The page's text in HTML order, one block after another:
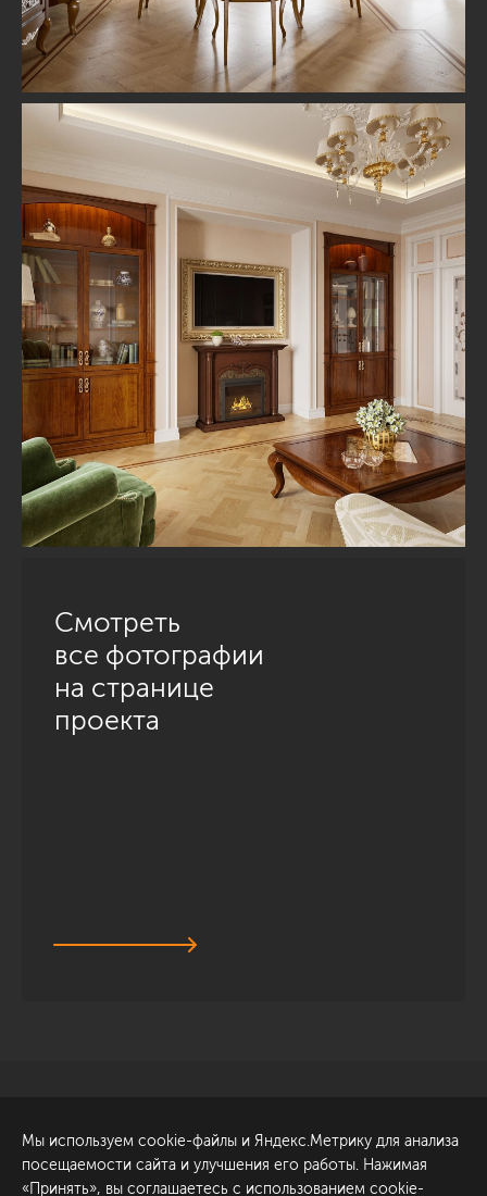
Смотреть
все фотографии
на странице
проекта
Обсудить проект
ул. Академика Павлова, 6
к1
Мы используем cookie-файлы и Яндекс.Метрику для анализа
посещаемости сайта и улучшения его работы. Нажимая
«Принять», вы соглашаетесь с использованием cookie-